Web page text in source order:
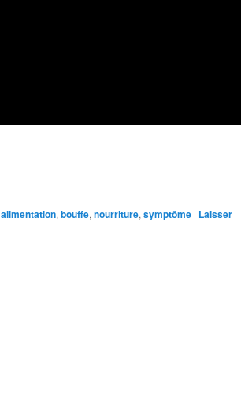
alimentation, bouffe, nourriture, symptôme | Laisser